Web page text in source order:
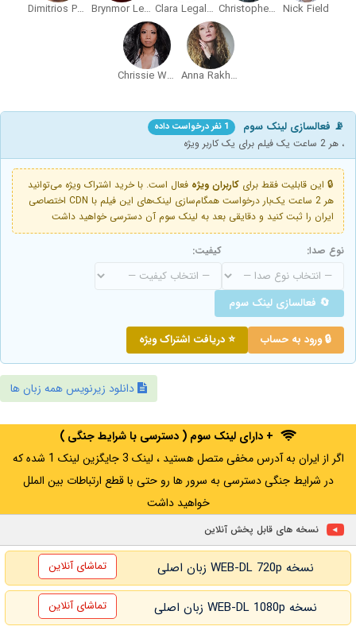
Nick Field
Christopher Kouros
Clara Legallais-Moha
Brynmor Leyshon
Dimitrios Pantos
Anna Rakhvalova
Chrissie Wunna
📡 فعالسازی لینک سوم 1 نفر درخواست داده
، هر 2 ساعت یک فیلم برای یک کاربر ویژه
🔒 این قابلیت فقط برای کاربران ویژه فعال است. با خرید اشتراک ویژه می‌توانید
هر 2 ساعت یک‌بار درخواست همگام‌سازی لینک‌های این فیلم با CDN اختصاصی
ایران را ثبت کنید و دقایقی بعد به لینک سوم آن دسترسی خواهید داشت
نوع صدا: کیفیت:
🔄 فعالسازی لینک سوم
🔒 ورود به حساب ⭐ دریافت اشتراک ویژه
دانلود زیرنویس همه زبان ها
+ دارای لینک سوم ( دسترسی با شرایط جنگی )
اگر از ایران به آدرس مخفی متصل هستید ، لینک 3 جایگزین لینک 1 شده که
در شرایط جنگی دسترسی به سرور ها رو حتی با قطع ارتباطات بین الملل
خواهید داشت
نسخه های قابل پخش آنلاین
نسخه WEB-DL 720p زبان اصلی تماشای آنلاین
نسخه WEB-DL 1080p زبان اصلی تماشای آنلاین